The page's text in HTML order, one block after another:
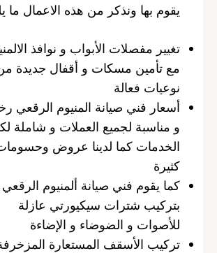
يقوم بها ونذكر من هذه الاعمال ما
تغيير مفصلات الأبواب و نوافذ
مع تأمين مسكات و أقفال جديدة
نوعيات فعالة
أسعار فني صيانة المنيوم الرقعي
و مناسبة لجميع العملات و شاملة
الخدمات كما لدينا عروض
كثيرة
كما يقوم فني صيانة ألمنيوم الرقعي
بتركيب شترات سيكيورتي عازلة
للأصوات و الضوضاء و الإضاءة
تركيب الأسقف المستعارة